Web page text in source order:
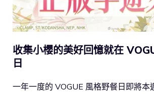
收集小櫻的美好回憶就在
日
一年一度的 VOGUE 風格野餐日即將本